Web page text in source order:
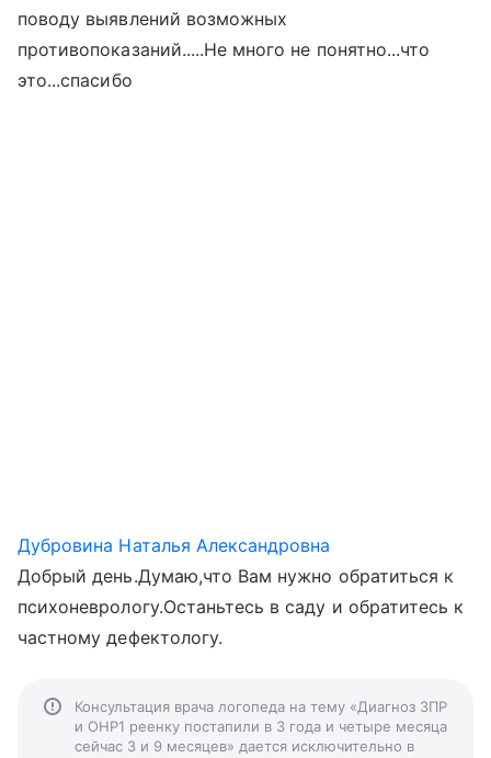
поводу выявлений возможных
противопоказаний.....Не много не понятно...что
это...спасибо
Дубровина Наталья Александровна
Добрый день.Думаю,что Вам нужно обратиться к
психоневрологу.Останьтесь в саду и обратитесь к
частному дефектологу.
Консультация врача логопеда на тему «Диагноз ЗПР
и ОНР1 реенку постапили в 3 года и четыре месяца
сейчас 3 и 9 месяцев» дается исключительно в